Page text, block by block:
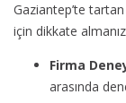
Gaziantep’te
için dikkate
Firma
arasında